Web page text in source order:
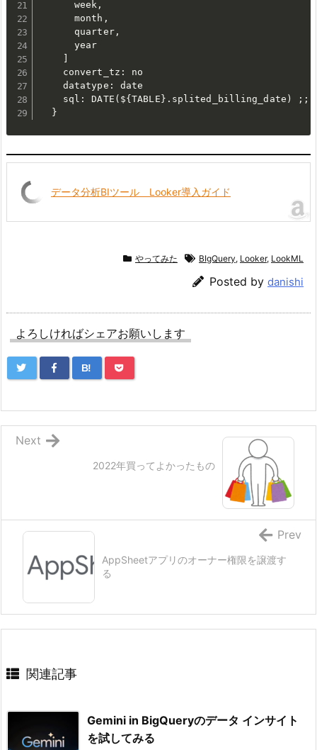
      week,
      month,
      quarter,
      year
    convert_tz: no
    datatype: date
    sql: DATE(${TABLE}.splited_billing_date) ;;
  }
データ分析BIツール Looker導入ガイド
やってみた BIgQuery, Looker, LookML
Posted by danishi
よろしければシェアお願いします
B!
2022年買ってよかったもの
Next
AppSheetアプリのオーナー権限を譲渡す
る
Prev
関連記事
Gemini in BigQueryのデータ インサイト
を試してみる